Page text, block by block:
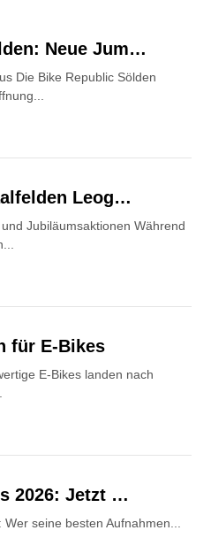
Neue Jum…
Die Bike Republic Sölden
Leog…
Jubiläumsaktionen Während
für E-Bikes
E-Bikes landen nach
2026: Jetzt …
seine besten Aufnahmen...